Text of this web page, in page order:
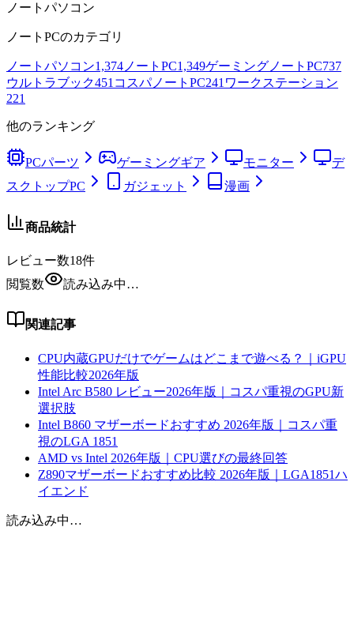
ノートパソコン
ノートPCのカテゴリ
ノートパソコン1,374ノートPC1,349ゲーミングノートPC737
ウルトラブック451コスパノートPC241ワークステーション
221
他のランキング
PCパーツ ゲーミングギア モニター
デ
スクトップPC
ガジェット 漫画
商品統計
レビュー数18件
閲覧数
読み込み中…
関連記事
CPU内蔵GPUだけでゲームはどこまで遊べる？｜iGPU
性能比較2026年版
Intel Arc B580 レビュー2026年版｜コスパ重視のGPU新
選択肢
Intel B860 マザーボードおすすめ 2026年版｜コスパ重
視のLGA 1851
AMD vs Intel 2026年版｜CPU選びの最終回答
Z890マザーボードおすすめ比較 2026年版｜LGA1851ハ
イエンド
読み込み中…